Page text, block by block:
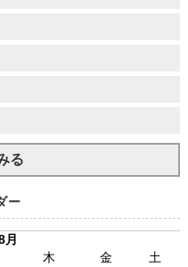
る
ー
月
木 金
土